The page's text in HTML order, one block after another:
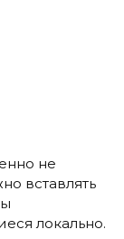
не
вставлять
локально.